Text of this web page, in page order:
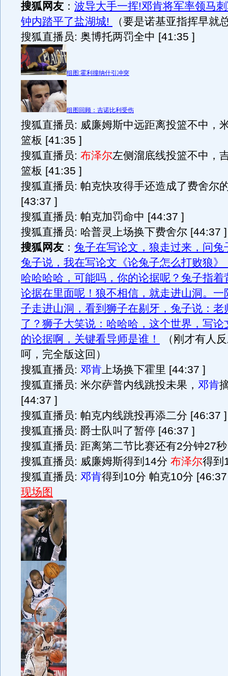
搜狐网友 ： 波导大手一挥!邓肯将军率领马
钟内踏平了盐湖城!
（要是诺基亚指挥早就
搜狐直播员: 奥博托两罚全中 [41:35 ]
组图:霍利撞纳什引冲突
组图回顾：吉诺比利受伤
搜狐直播员: 威廉姆斯中远距离投篮不中，
篮板 [41:35 ]
搜狐直播员: 布泽尔左侧溜底线投篮不中，
篮板 [41:35 ]
搜狐直播员: 帕克快攻得手还造成了费舍尔
[43:37 ]
搜狐直播员: 帕克加罚命中 [44:37 ]
搜狐直播员: 哈普灵上场换下费舍尔 [44:37 ]
搜狐网友 ： 兔子在写论文，狼走过来，问兔
兔子说，我在写论文《论兔子怎么打败狼》
哈哈哈哈，可能吗，你的论据呢？兔子指着
论据在里面呢！狼不相信，就走进山洞。一
子走进山洞，看到狮子在剔牙，兔子说：老
了？狮子大笑说：哈哈哈，这个世界，写论
的论据啊，关键看导师是谁！
（刚才有人
呵，完全版这回）
搜狐直播员: 邓肯上场换下霍里 [44:37 ]
搜狐直播员: 米尔萨普内线跳投未果， 邓肯
[44:37 ]
搜狐直播员: 帕克内线跳投再添二分 [46:37
搜狐直播员: 爵士队叫了暂停 [46:37 ]
搜狐直播员: 距离第二节比赛还有2分钟27
搜狐直播员: 威廉姆斯得到14分 布泽尔得到
搜狐直播员: 邓肯得到10分 帕克10分
现场图